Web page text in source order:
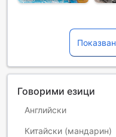
Говорими езици
Английски
Китайски (мандарин)